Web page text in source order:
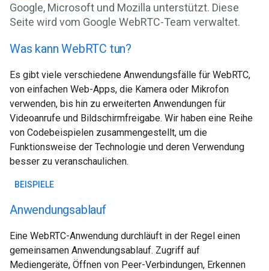
Google, Microsoft und Mozilla unterstützt. Diese
Seite wird vom Google WebRTC-Team verwaltet.
Was kann WebRTC tun?
Es gibt viele verschiedene Anwendungsfälle für WebRTC,
von einfachen Web-Apps, die Kamera oder Mikrofon
verwenden, bis hin zu erweiterten Anwendungen für
Videoanrufe und Bildschirmfreigabe. Wir haben eine Reihe
von Codebeispielen zusammengestellt, um die
Funktionsweise der Technologie und deren Verwendung
besser zu veranschaulichen.
BEISPIELE
Anwendungsablauf
Eine WebRTC-Anwendung durchläuft in der Regel einen
gemeinsamen Anwendungsablauf. Zugriff auf
Mediengeräte, Öffnen von Peer-Verbindungen, Erkennen